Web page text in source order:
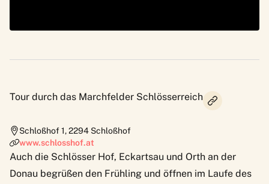
Tour durch das Marchfelder Schlösserreich
Schloßhof 1,2294 Schloßhof
www.schlosshof.at
Auch die Schlösser Hof, Eckartsau und Orth an der
Donau begrüßen den Frühling und öffnen im Laufe des